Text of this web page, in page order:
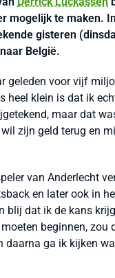
mogelijk te maken.
gisteren
België.
geleden voor vijf
heel klein is dat ik
maar dat
zijn geld terug en
van Anderlecht
en later ook in
blij dat ik de kans
beginnen,
daarna ga ik kijken